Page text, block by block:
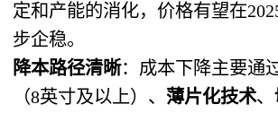
定和产能的消化，价格有望在
步企稳。
降本路径清晰：成本下降主要通
（8英寸及以上）、 薄片化技术、